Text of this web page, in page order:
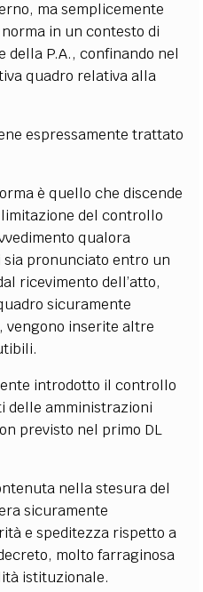
ma semplicemente
in un contesto di
della P.A., confinando nel
quadro relativa alla
espressamente trattato
è quello che discende
del controllo
qualora
sia pronunciato entro un
ricevimento dell’atto,
sicuramente
vengono inserite altre
introdotto il controllo
delle amministrazioni
previsto nel primo DL
nella stesura del
sicuramente
e speditezza rispetto a
molto farraginosa
istituzionale.